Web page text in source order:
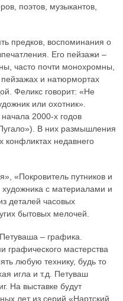
поэтов, музыкантов,
предков, воспоминания о
Его пейзажи –
часто почти монохромны,
и натюрмортах
Феликс говорит: «Не
или охотник».
2000-х годов
В них размышления
конфликтах недавнего
«Покровитель путников и
с материалами и
деталей часовых
бытовых мелочей.
– графика.
графического мастерства
любую технику, будь то
игла и т.д. Петуваш
На выставке будут
лет из серий «Нартский